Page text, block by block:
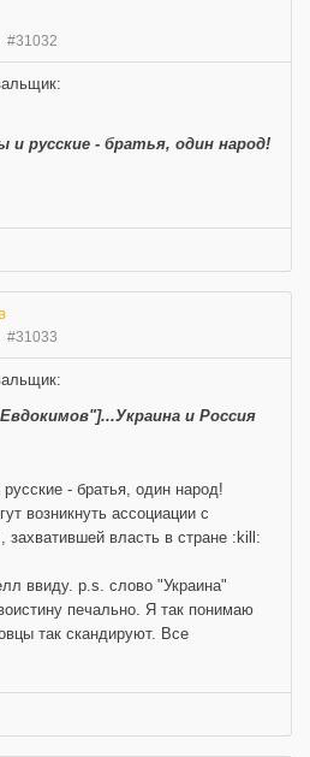
#31032
и русские - братья, один народ!
#31033
и Россия
- братья, один народ!
возникнуть ассоциации с
захватившей власть в стране :kill:
ввиду. p.s. слово "Украина"
печально. Я так понимаю
так скандируют. Все